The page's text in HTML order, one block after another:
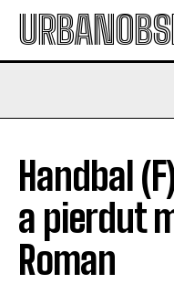
Handbal
a pierdut
Roman